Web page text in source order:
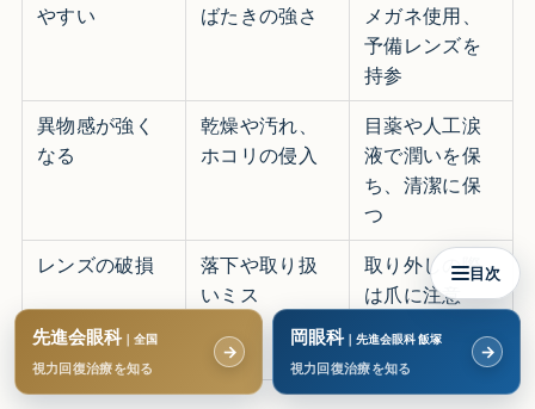
やすい
ばたきの強さ
メガネ使用、
予備レンズを
持参
異物感が強く
なる
乾燥や汚れ、
ホコリの侵入
目薬や人工涙
液で潤いを保
ち、清潔に保
つ
レンズの破損
落下や取り扱
いミス
取り外しの際
は爪に注意
スで保管する
先進会眼科｜全国
視力回復治療を知る
→
岡眼科｜先進会眼科 飯塚
視力回復治療を知る
→
目次